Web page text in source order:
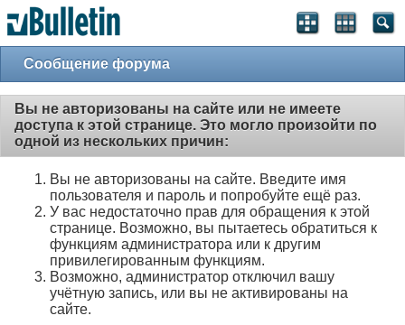
Сообщение форума
Вы не авторизованы на сайте или не имеете
доступа к этой странице. Это могло произойти по
одной из нескольких причин:
Вы не авторизованы на сайте. Введите имя
пользователя и пароль и попробуйте ещё раз.
У вас недостаточно прав для обращения к этой
странице. Возможно, вы пытаетесь обратиться к
функциям администратора или к другим
привилегированным функциям.
Возможно, администратор отключил вашу
учётную запись, или вы не активированы на
сайте.